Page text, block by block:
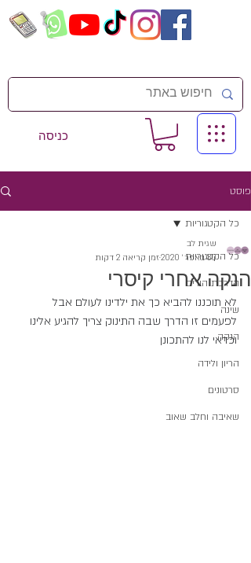
כניסה
פוסט
כל הקטגוריות
הדרכת הורים
שינה
הנקה
הריון ולידה
סרטונים
שאיבה וחלב שאוב
כל הקטגוריות
הנקה אחרי קיסרי
שגית לב
30 באפר׳ 2020
זמן קריאה 2 דקות
לא תוכננו להביא כך את ילדינו לעולם אבל
לפעמים זו הדרך שבה התינוק צריך להגיע אלינו
וכדאי לנו להתכונן